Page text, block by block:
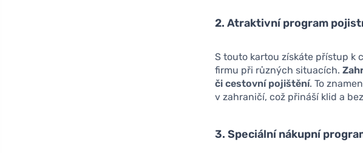
2. Atraktivní program
S touto kartou získáte přístup k
firmu při různých situacích.
či cestovní pojištění. To
v zahraničí, což přináší klid a
3. Speciální nákupní